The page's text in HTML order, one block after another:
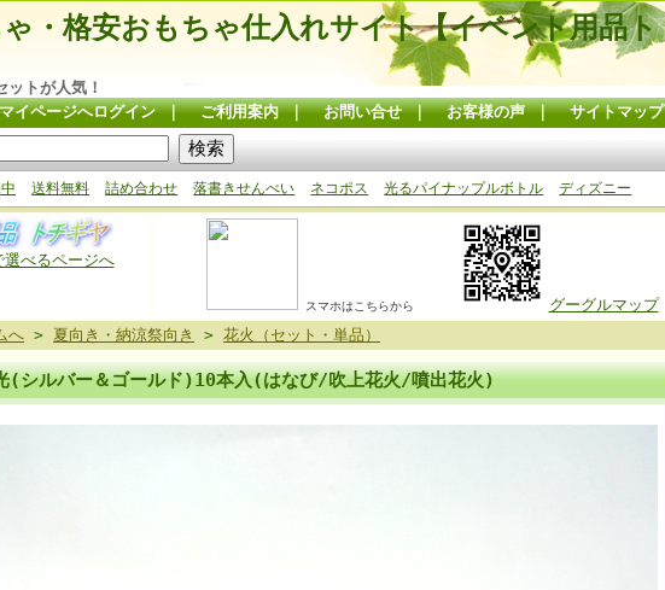
・格安おもちゃ仕入れサイト【イベント用品ト
トが人気！
マイページへログイン｜ ご利用案内｜ お問い合せ｜ お客様の声｜ サイトマップ
送料無料 詰め合わせ 落書きせんべい ネコポス 光るパイナップルボトル ディズニー
べるページへ
スマホはこちらから
グーグルマップ
へ > 夏向き・納涼祭向き > 花火（セット・単品）
ルバー＆ゴールド)10本入(はなび/吹上花火/噴出花火)